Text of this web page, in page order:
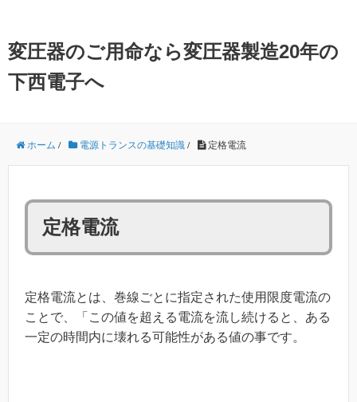
変圧器のご用命なら変圧器製造20年の
下西電子へ
ホーム / 電源トランスの基礎知識 / 定格電流
定格電流
定格電流とは、巻線ごとに指定された使用限度電流の
ことで、「この値を超える電流を流し続けると、ある
一定の時間内に壊れる可能性がある値の事です。